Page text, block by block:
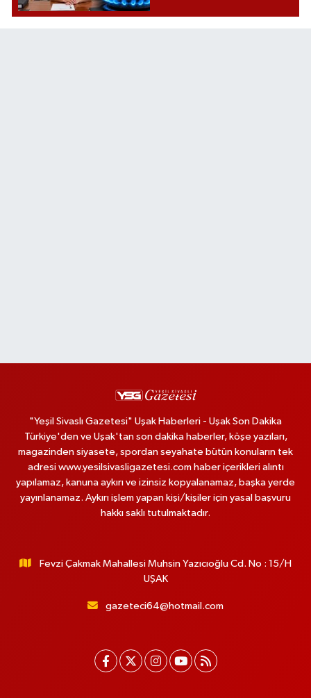
"Yeşil Sivaslı Gazetesi" Uşak Haberleri - Uşak Son Dakika
Türkiye'den ve Uşak'tan son dakika haberler, köşe yazıları,
magazinden siyasete, spordan seyahate bütün konuların tek
adresi www.yesilsivasligazetesi.com haber içerikleri alıntı
yapılamaz, kanuna aykırı ve izinsiz kopyalanamaz, başka yerde
yayınlanamaz. Aykırı işlem yapan kişi/kişiler için yasal başvuru
hakkı saklı tutulmaktadır.
Fevzi Çakmak Mahallesi Muhsin Yazıcıoğlu Cd. No : 15/H
UŞAK
gazeteci64@hotmail.com